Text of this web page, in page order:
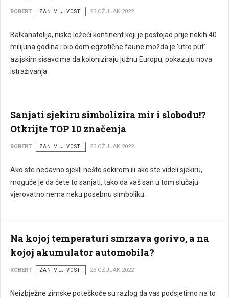
ROBERT ZANIMLJIVOSTI 23 OŽUJAK 2022
Balkanatolija, nisko ležeći kontinent koji je postojao prije nekih 40
milijuna godina i bio dom egzotične faune možda je 'utro put'
azijskim sisavcima da koloniziraju južnu Europu, pokazuju nova
istraživanja
Sanjati sjekiru simbolizira mir i slobodu!?
Otkrijte TOP 10 značenja
ROBERT ZANIMLJIVOSTI 23 OŽUJAK 2022
Ako ste nedavno sjekli nešto sekirom ili ako ste videli sjekiru,
moguće je da ćete to sanjati, tako da vaš san u tom slučaju
vjerovatno nema neku posebnu simboliku.
Na kojoj temperaturi smrzava gorivo, a na
kojoj akumulator automobila?
ROBERT ZANIMLJIVOSTI 23 OŽUJAK 2022
Neizbježne zimske poteškoće su razlog da vas podsjetimo na to